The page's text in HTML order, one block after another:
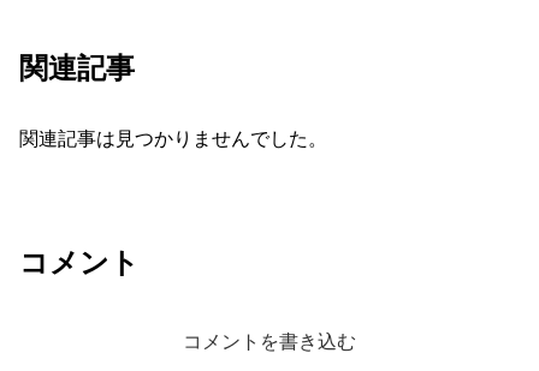
関連記事
関連記事は見つかりませんでした。
コメント
コメントを書き込む